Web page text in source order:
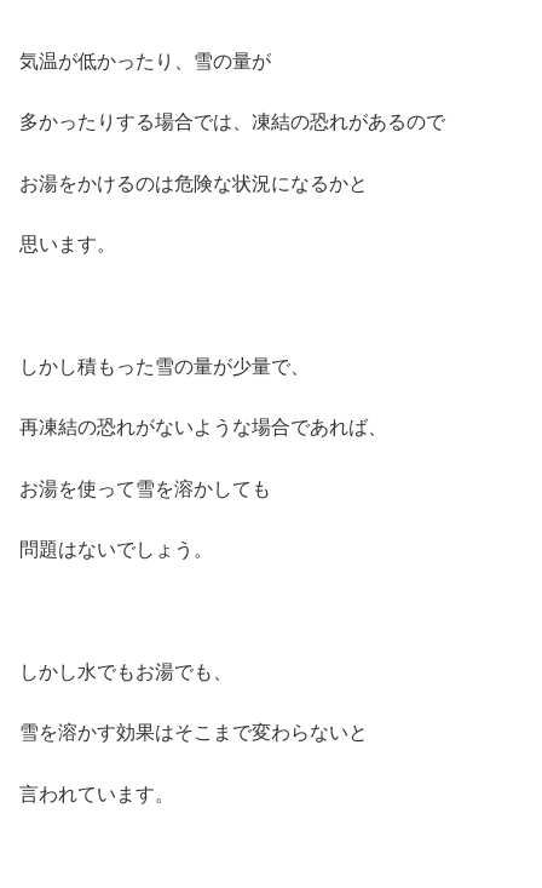
気温が低かったり、雪の量が
多かったりする場合では、凍結の恐れがあるので
お湯をかけるのは危険な状況になるかと
思います。
しかし積もった雪の量が少量で、
再凍結の恐れがないような場合であれば、
お湯を使って雪を溶かしても
問題はないでしょう。
しかし水でもお湯でも、
雪を溶かす効果はそこまで変わらないと
言われています。